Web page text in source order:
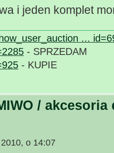
i jeden komplet
...
- SPRZEDAM
- KUPIE
/ akcesoria
o 14:07